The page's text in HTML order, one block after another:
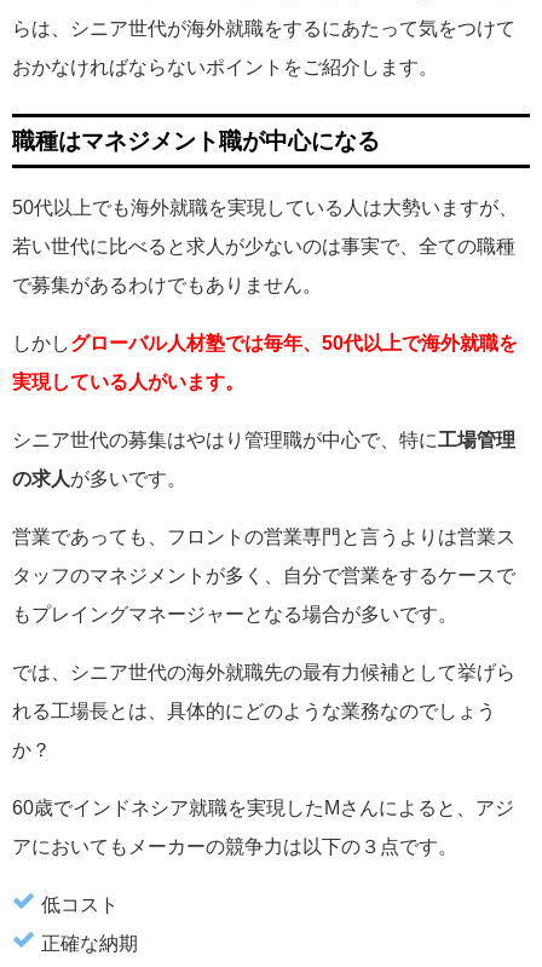
らは、シニア世代が海外就職をするにあたって気をつけて
おかなければならないポイントをご紹介します。
職種はマネジメント職が中心になる
50代以上でも海外就職を実現している人は大勢いますが、
若い世代に比べると求人が少ないのは事実で、全ての職種
で募集があるわけでもありません。
しかし グローバル人材塾では毎年、50代以上で海外就職を
実現している人がいます。
シニア世代の募集はやはり管理職が中心で、特に工場管理
の求人 が多いです。
営業であっても、フロントの営業専門と言うよりは営業ス
タッフのマネジメントが多く、自分で営業をするケースで
もプレイングマネージャーとなる場合が多いです。
では、シニア世代の海外就職先の最有力候補として挙げら
れる工場長とは、具体的にどのような業務なのでしょう
か？
60歳でインドネシア就職を実現したMさんによると、 アジ
アにおいてもメーカーの競争力は以下の３点です。
低コスト
正確な納期